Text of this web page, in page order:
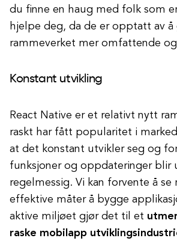
du finne en haug med folk som
hjelpe deg, da de er opptatt av å
rammeverket mer omfattende
Konstant utvikling
React Native er et relativt nytt
raskt har fått popularitet i
at det konstant utvikler seg og
funksjoner og oppdateringer blir
regelmessig. Vi kan forvente å se
effektive måter å bygge
aktive miljøet gjør det til et
raske mobilapp